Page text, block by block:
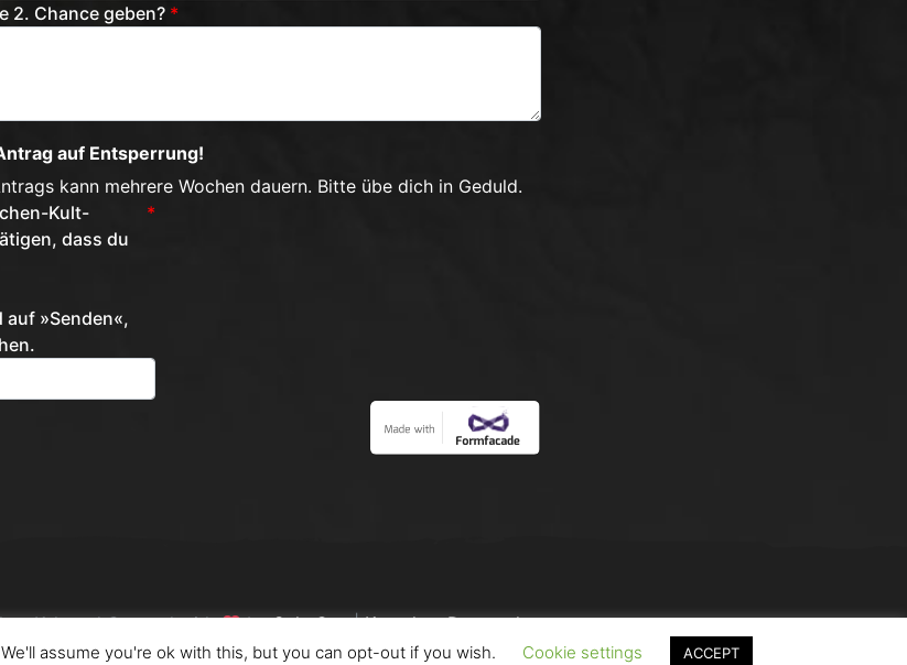
2. Chance geben? *
auf Entsperrung!
kann mehrere Wochen dauern. Bitte übe dich in Geduld.
Kult-
dass du
»Senden«,
*
Kult and Created with bySokuOne |Kontakt-Datenschutz
assume you're ok with this, but you can opt-out if you wish. Cookie settings ACCEPT